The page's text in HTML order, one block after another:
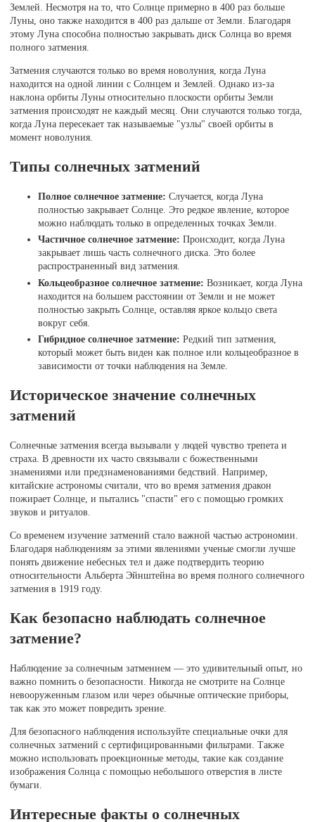
Землей. Несмотря на то, что Солнце примерно в 400 раз больше
Луны, оно также находится в 400 раз дальше от Земли. Благодаря
этому Луна способна полностью закрывать диск Солнца во время
полного затмения.
Затмения случаются только во время новолуния, когда Луна
находится на одной линии с Солнцем и Землей. Однако из-за
наклона орбиты Луны относительно плоскости орбиты Земли
затмения происходят не каждый месяц. Они случаются только тогда,
когда Луна пересекает так называемые "узлы" своей орбиты в
момент новолуния.
Типы солнечных затмений
Полное солнечное затмение: Случается, когда Луна
полностью закрывает Солнце. Это редкое явление, которое
можно наблюдать только в определенных точках Земли.
Частичное солнечное затмение: Происходит, когда Луна
закрывает лишь часть солнечного диска. Это более
распространенный вид затмения.
Кольцеобразное солнечное затмение: Возникает, когда Луна
находится на большем расстоянии от Земли и не может
полностью закрыть Солнце, оставляя яркое кольцо света
вокруг себя.
Гибридное солнечное затмение: Редкий тип затмения,
который может быть виден как полное или кольцеобразное в
зависимости от точки наблюдения на Земле.
Историческое значение солнечных
затмений
Солнечные затмения всегда вызывали у людей чувство трепета и
страха. В древности их часто связывали с божественными
знамениями или предзнаменованиями бедствий. Например,
китайские астрономы считали, что во время затмения дракон
пожирает Солнце, и пытались "спасти" его с помощью громких
звуков и ритуалов.
Со временем изучение затмений стало важной частью астрономии.
Благодаря наблюдениям за этими явлениями ученые смогли лучше
понять движение небесных тел и даже подтвердить теорию
относительности Альберта Эйнштейна во время полного солнечного
затмения в 1919 году.
Как безопасно наблюдать солнечное
затмение?
Наблюдение за солнечным затмением — это удивительный опыт, но
важно помнить о безопасности. Никогда не смотрите на Солнце
невооруженным глазом или через обычные оптические приборы,
так как это может повредить зрение.
Для безопасного наблюдения используйте специальные очки для
солнечных затмений с сертифицированными фильтрами. Также
можно использовать проекционные методы, такие как создание
изображения Солнца с помощью небольшого отверстия в листе
бумаги.
Интересные факты о солнечных